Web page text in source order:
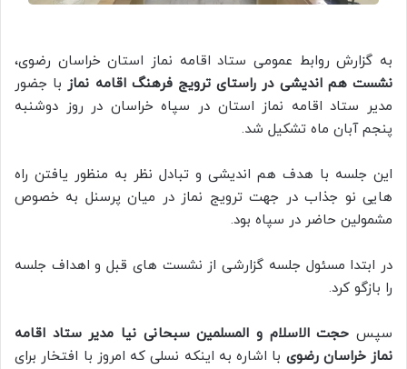
به گزارش روابط عمومی ستاد اقامه نماز استان خراسان رضوی،
نشست هم اندیشی در راستای ترویج فرهنگ اقامه نماز با جضور
مدیر ستاد اقامه نماز استان در سپاه خراسان در روز دوشنبه
پنجم آبان ماه تشکیل شد.
این جلسه با هدف هم اندیشی و تبادل نظر به منظور یافتن راه
هایی نو جذاب در جهت ترویج نماز در میان پرسنل به خصوص
مشمولین حاضر در سپاه بود.
در ابتدا مسئول جلسه گزارشی از نشست های قبل و اهداف جلسه
را بازگو کرد.
سپس حجت الاسلام و المسلمین سبحانی نیا مدیر ستاد اقامه
نماز خراسان رضوی با اشاره به اینکه نسلی که امروز با افتخار برای